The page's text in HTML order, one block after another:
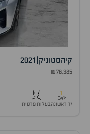
קיהסטוניק 2021
₪76,385
1
יד ראשונהבעלות פרטית